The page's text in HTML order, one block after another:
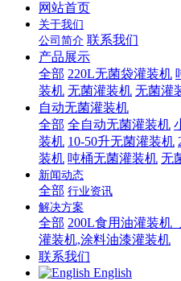
网站首页
关于我们
公司简介 联系我们
产品展示
全部 220L无菌袋灌装机
装机 无菌灌装机 无菌灌
自动无菌灌装机
全部 全自动无菌灌装机
装机 10-50升无菌灌装机
装机 吨桶无菌灌装机 无
新闻动态
全部 行业资讯
解决方案
全部 200L食用油灌装机
灌装机,涂料油漆灌装机
联系我们
English